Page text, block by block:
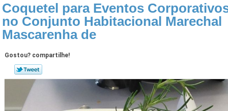
Coquetel para Eventos
no Conjunto Habitacional Marechal
Mascarenha de
Gostou? compartilhe!